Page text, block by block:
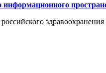
информационного